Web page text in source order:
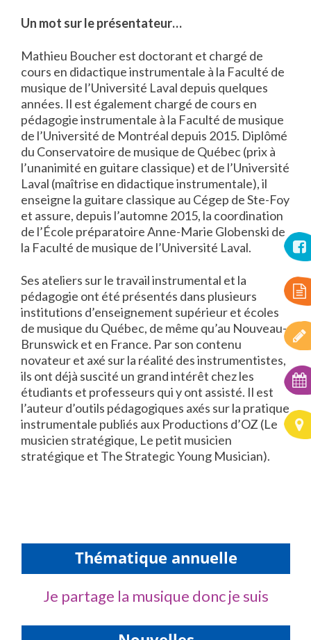
Un mot sur le présentateur…
Mathieu Boucher est doctorant et chargé de
cours en didactique instrumentale à la Faculté de
musique de l’Université Laval depuis quelques
années. Il est également chargé de cours en
pédagogie instrumentale à la Faculté de musique
de l’Université de Montréal depuis 2015. Diplômé
du Conservatoire de musique de Québec (prix à
l’unanimité en guitare classique) et de l’Université
Laval (maîtrise en didactique instrumentale), il
enseigne la guitare classique au Cégep de Ste-Foy
et assure, depuis l’automne 2015, la coordination
de l’École préparatoire Anne-Marie Globenski de
la Faculté de musique de l’Université Laval.
Ses ateliers sur le travail instrumental et la
pédagogie ont été présentés dans plusieurs
institutions d’enseignement supérieur et écoles
de musique du Québec, de même qu’au Nouveau-
Brunswick et en France. Par son contenu
novateur et axé sur la réalité des instrumentistes,
ils ont déjà suscité un grand intérêt chez les
étudiants et professeurs qui y ont assisté. Il est
l’auteur d’outils pédagogiques axés sur la pratique
instrumentale publiés aux Productions d’OZ (Le
musicien stratégique, Le petit musicien
stratégique et The Strategic Young Musician).
Thématique annuelle
Je partage la musique donc je suis